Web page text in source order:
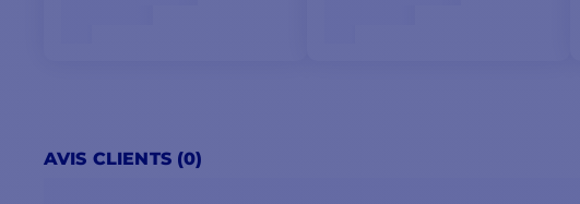
AVIS CLIENTS (0)